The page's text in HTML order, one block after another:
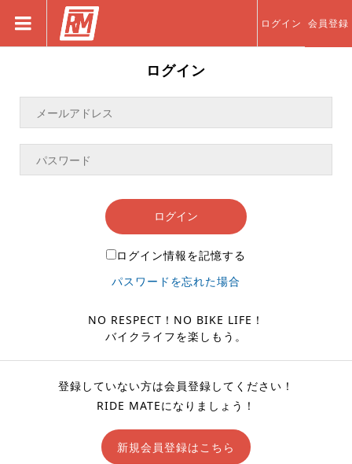
ログイン 会員登録
ログイン
ログイン
ログイン情報を記憶する
パスワードを忘れた場合
NO RESPECT！NO BIKE LIFE！
バイクライフを楽しもう。
登録していない方は会員登録してください！
RIDE MATEになりましょう！
新規会員登録はこちら